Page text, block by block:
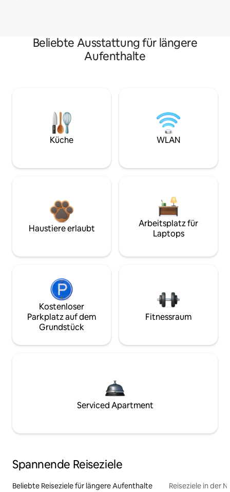
Beliebte Ausstattung für längere
Aufenthalte
Küche WLAN
Haustiere erlaubt
Arbeitsplatz für
Laptops
Kostenloser
Parkplatz auf dem
Grundstück
Fitnessraum
Serviced Apartment
Spannende Reiseziele
Beliebte Reiseziele für längere Aufenthalte Reiseziele in der